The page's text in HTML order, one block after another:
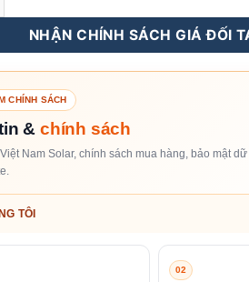
NHẬN CHÍNH SÁCH GIÁ ĐỐI
CHÍNH SÁCH
& chính sách
Nam Solar, chính sách mua hàng, bảo mật
TÔI
02